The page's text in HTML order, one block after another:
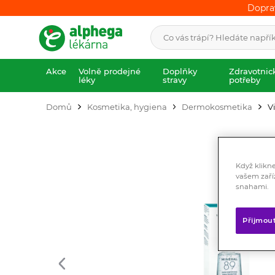
Akce
Volně prodejné
léky
Doplňky
stravy
potřeby
Domů Kosmetika, hygiena Dermokosmetika
Když
vašem
snahami.